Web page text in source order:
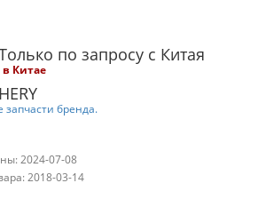
по запросу с Китая
Китае
запчасти бренда.
2024-07-08
2018-03-14